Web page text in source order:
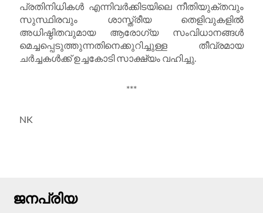
പ്രതിനിധികൾ എന്നിവർക്കിടയിലെ നീതിയുക്തവും
സുസ്ഥിരവും ശാസ്ത്രീയ തെളിവുകളിൽ
അധിഷ്ഠിതവുമായ ആരോഗ്യ സംവിധാനങ്ങൾ
മെച്ചപ്പെടുത്തുന്നതിനെക്കുറിച്ചുള്ള തീവ്രമായ
ചർച്ചകൾക്ക് ഉച്ചകോടി സാക്ഷ്യം വഹിച്ചു.
***
NK
ജനപ്രിയ